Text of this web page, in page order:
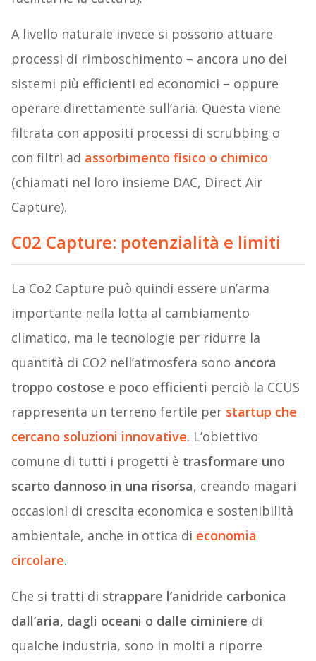
A livello naturale invece si possono attuare
processi di rimboschimento – ancora uno dei
sistemi più efficienti ed economici – oppure
operare direttamente sull’aria. Questa viene
filtrata con appositi processi di scrubbing o
con filtri ad assorbimento fisico o chimico
(chiamati nel loro insieme DAC, Direct Air
Capture).
C02 Capture: potenzialità e limiti
La Co2 Capture può quindi essere un’arma
importante nella lotta al cambiamento
climatico, ma le tecnologie per ridurre la
quantità di CO2 nell’atmosfera sono ancora
troppo costose e poco efficienti perciò la CCUS
rappresenta un terreno fertile per startup che
cercano soluzioni innovative. L’obiettivo
comune di tutti i progetti è trasformare uno
scarto dannoso in una risorsa, creando magari
occasioni di crescita economica e sostenibilità
ambientale, anche in ottica di economia
circolare.
Che si tratti di strappare l’anidride carbonica
dall’aria, dagli oceani o dalle ciminiere di
qualche industria, sono in molti a riporre